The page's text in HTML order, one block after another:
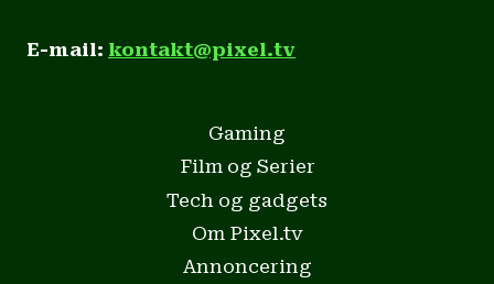
E-mail: kontakt@pixel.tv
Gaming
Film og Serier
Tech og gadgets
Om Pixel.tv
Annoncering